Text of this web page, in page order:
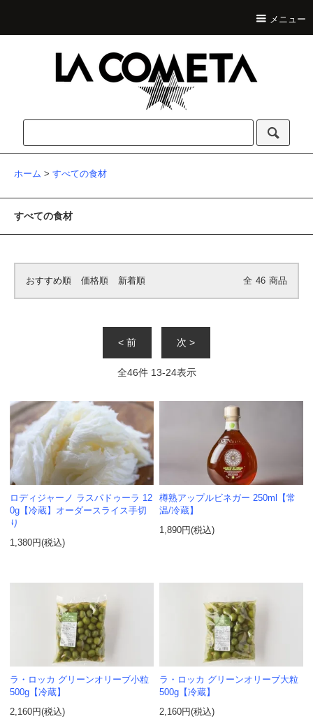
メニュー
ホーム > すべての食材
すべての食材
おすすめ順 価格順 新着順 全 46 商品
< 前 次 >
全46件 13-24表示
ロディジャーノ ラスパドゥーラ 12
0g【冷蔵】オーダースライス手切
り
1,380円(税込)
樽熟アップルビネガー 250ml【常
温/冷蔵】
1,890円(税込)
ラ・ロッカ グリーンオリーブ小粒
500g【冷蔵】
2,160円(税込)
ラ・ロッカ グリーンオリーブ大粒
500g【冷蔵】
2,160円(税込)